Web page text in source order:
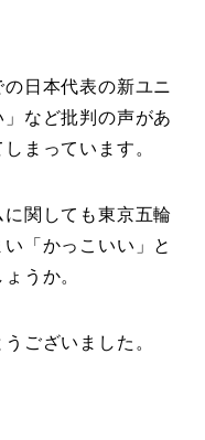
日本代表の新ユニ
など批判の声があ
まっています。
関しても東京五輪
「かっこいい」と
うか。
ございました。